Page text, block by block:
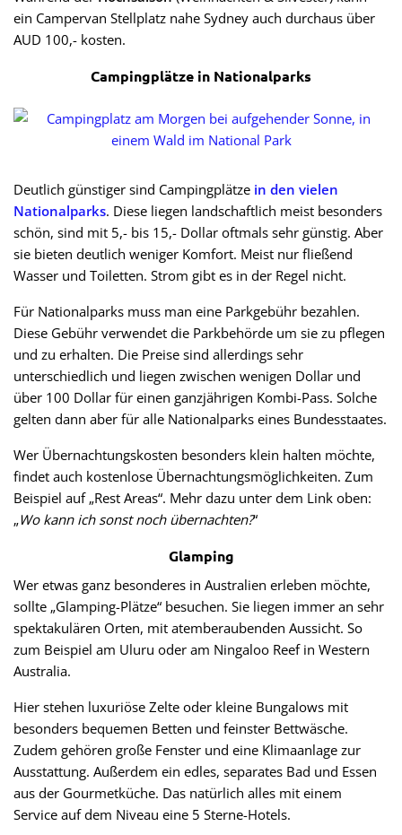
ein Campervan Stellplatz nahe Sydney auch durchaus über
AUD 100,- kosten.
Campingplätze in Nationalparks
Deutlich günstiger sind Campingplätze in den vielen
Nationalparks. Diese liegen landschaftlich meist besonders
schön, sind mit 5,- bis 15,- Dollar oftmals sehr günstig. Aber
sie bieten deutlich weniger Komfort. Meist nur fließend
Wasser und Toiletten. Strom gibt es in der Regel nicht.
Für Nationalparks muss man eine Parkgebühr bezahlen.
Diese Gebühr verwendet die Parkbehörde um sie zu pflegen
und zu erhalten. Die Preise sind allerdings sehr
unterschiedlich und liegen zwischen wenigen Dollar und
über 100 Dollar für einen ganzjährigen Kombi-Pass. Solche
gelten dann aber für alle Nationalparks eines Bundesstaates.
Wer Übernachtungskosten besonders klein halten möchte,
findet auch kostenlose Übernachtungsmöglichkeiten. Zum
Beispiel auf „Rest Areas“. Mehr dazu unter dem Link oben:
„Wo kann ich sonst noch übernachten?“
Glamping
Wer etwas ganz besonderes in Australien erleben möchte,
sollte „Glamping-Plätze“ besuchen. Sie liegen immer an sehr
spektakulären Orten, mit atemberaubenden Aussicht. So
zum Beispiel am Uluru oder am Ningaloo Reef in Western
Australia.
Hier stehen luxuriöse Zelte oder kleine Bungalows mit
besonders bequemen Betten und feinster Bettwäsche.
Zudem gehören große Fenster und eine Klimaanlage zur
Ausstattung. Außerdem ein edles, separates Bad und Essen
aus der Gourmetküche. Das natürlich alles mit einem
Service auf dem Niveau eine 5 Sterne-Hotels.